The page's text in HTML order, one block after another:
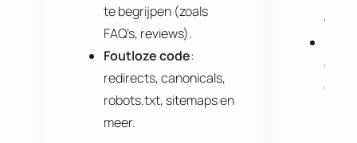
te begrijpen (zoals
FAQ’s, reviews).
Foutloze code:
redirects, canonicals,
robots.txt, sitemaps en
meer.